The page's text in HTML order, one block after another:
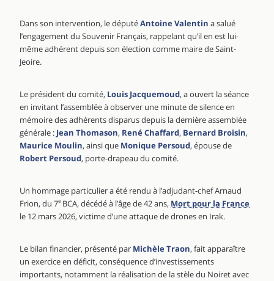
Dans son intervention, le députéAntoine Valentin a salué
l’engagement du Souvenir Français, rappelant qu’il en est lui-
même adhérent depuis son élection comme maire de Saint-
Jeoire.
Le président du comité, Louis Jacquemoud, a ouvert la séance
en invitant l’assemblée à observer une minute de silence en
mémoire des adhérents disparus depuis la dernière assemblée
générale : Jean Thomason, René Chaffard, Bernard Broisin,
Maurice Moulin, ainsi que Monique Persoud, épouse de
Robert Persoud, porte-drapeau du comité.
Un hommage particulier a été rendu à l’adjudant-chef Arnaud
Frion, du 7e BCA, décédé à l’âge de 42 ans, Mort pour la France
le 12 mars 2026, victime d’une attaque de drones en Irak.
Le bilan financier, présenté par Michèle Traon, fait apparaître
un exercice en déficit, conséquence d’investissements
importants, notamment la réalisation de la stèle du Noiret avec